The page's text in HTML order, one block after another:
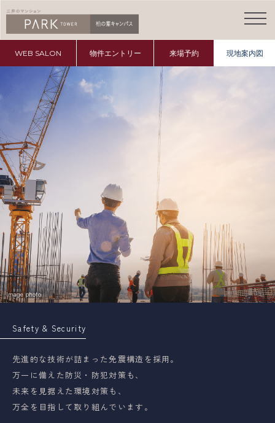
WEB SALON 物件エントリー 来場予約 現地案内図
Image photo
Safety & Security
先進的な技術が詰まった免震構造を採用。
万一に備えた防災・防犯対策も、
未来を見据えた環境対策も、
万全を目指して取り組んでいます。